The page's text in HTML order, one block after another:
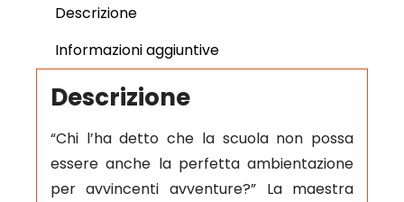
Descrizione
Informazioni aggiuntive
Descrizione
“Chi l’ha detto che la scuola non possa
essere anche la perfetta ambientazione
per avvincenti avventure?” La maestra